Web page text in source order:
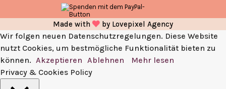
Made with by Lovepixel Agency
Wir folgen neuen Datenschutzregelungen. Diese Website
nutzt Cookies, um bestmögliche Funktionalität bieten zu
können. Akzeptieren Ablehnen
Mehr lesen
Privacy & Cookies Policy